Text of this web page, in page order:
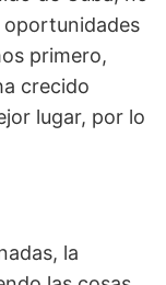
oportunidades
primero,
crecido
lugar, por lo
la